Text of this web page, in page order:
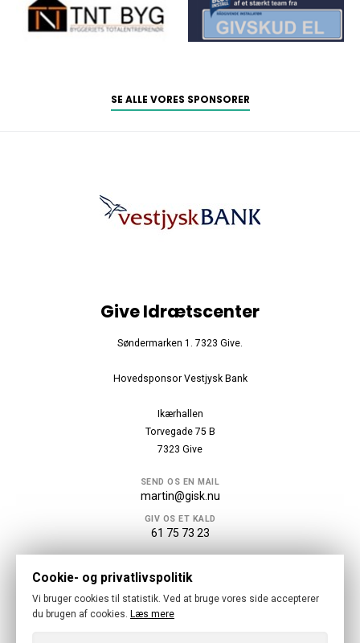
SE ALLE VORES SPONSORER
Give Idrætscenter
Søndermarken 1. 7323 Give.
Hovedsponsor Vestjysk Bank
Ikærhallen
Torvegade 75 B
7323 Give
SEND OS EN MAIL
martin@gisk.nu
GIV OS ET KALD
61 75 73 23
Følg os
Cookie- og privatlivspolitik
Vi bruger cookies til statistik. Ved at bruge vores side accepterer
du brugen af cookies. Læs mere